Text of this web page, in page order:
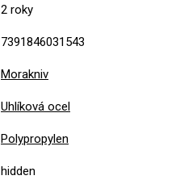
2 roky
7391846031543
Morakniv
Uhlíková ocel
Polypropylen
hidden